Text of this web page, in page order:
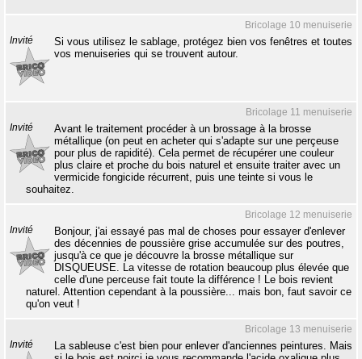
Bricolage 10 menuiserie
Invité
Si vous utilisez le sablage, protégez bien vos fenêtres et toutes
vos menuiseries qui se trouvent autour.
Bricolage 11 menuiserie
Invité
Avant le traitement procéder à un brossage à la brosse
métallique (on peut en acheter qui s'adapte sur une perçeuse
pour plus de rapidité). Cela permet de récupérer une couleur
plus claire et proche du bois naturel et ensuite traiter avec un
vermicide fongicide récurrent, puis une teinte si vous le
souhaitez.
Bricolage 12 menuiserie
Invité
Bonjour, j'ai essayé pas mal de choses pour essayer d'enlever
des décennies de poussière grise accumulée sur des poutres,
jusqu'à ce que je découvre la brosse métallique sur
DISQUEUSE. La vitesse de rotation beaucoup plus élevée que
celle d'une perceuse fait toute la différence ! Le bois revient
naturel. Attention cependant à la poussière... mais bon, faut savoir ce
qu'on veut !
Bricolage 13 menuiserie
Invité
La sableuse c'est bien pour enlever d'anciennes peintures. Mais